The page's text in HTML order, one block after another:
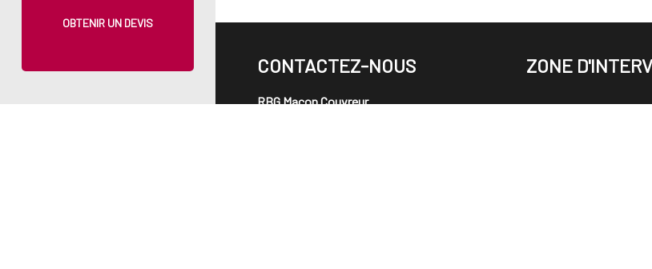
OBTENIR UN DEVIS
CONTACTEZ-NOUS
RBG Maçon Couvreur
ZONE